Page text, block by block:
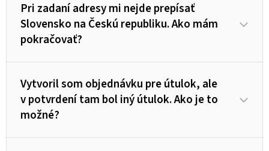
Pri zadaní adresy mi nejde prepísať
Slovensko na Českú republiku. Ako mám
pokračovať?
Vytvoril som objednávku pre útulok, ale
v potvrdení tam bol iný útulok. Ako je to
možné?